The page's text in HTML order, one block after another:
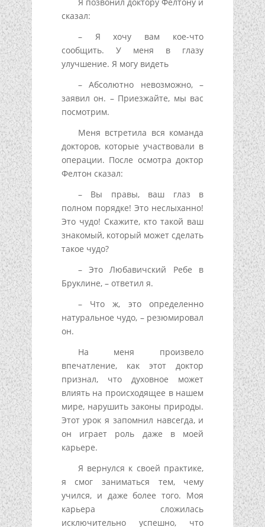
Я позвонил доктору Фелтону и
сказал:
– Я хочу вам кое-что
сообщить. У меня в глазу
улучшение. Я могу видеть
– Абсолютно невозможно, –
заявил он. – Приезжайте, мы вас
посмотрим.
Меня встретила вся команда
докторов, которые участвовали в
операции. После осмотра доктор
Фелтон сказал:
– Вы правы, ваш глаз в
полном порядке! Это неслыханно!
Это чудо! Скажите, кто такой ваш
знакомый, который может сделать
такое чудо?
– Это Любавичский Ребе в
Бруклине, – ответил я.
– Что ж, это определенно
натуральное чудо, – резюмировал
он.
На меня произвело
впечатление, как этот доктор
признал, что духовное может
влиять на происходящее в нашем
мире, нарушить законы природы.
Этот урок я запомнил навсегда, и
он играет роль даже в моей
карьере.
Я вернулся к своей практике,
я смог заниматься тем, чему
учился, и даже более того. Моя
карьера сложилась
исключительно успешно, что